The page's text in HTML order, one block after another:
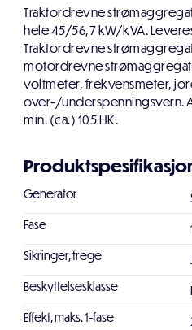
Traktordrevne
hele 45/56,7 kW/kVA.
Traktordrevne
motordrevne
voltmeter, frekvensmeter,
over-/underspenningsvern.
min. (ca.) 105 HK.
Generator
Fase
Sikringer, trege
Beskyttelsesklasse
Effekt, maks. 1-fase